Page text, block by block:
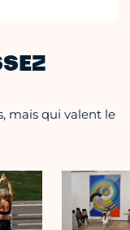
mais qui valent le